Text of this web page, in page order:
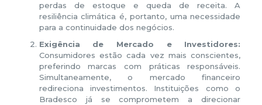
perdas de estoque e queda de receita. A
resiliência climática é, portanto, uma necessidade
para a continuidade dos negócios.
Exigência de Mercado e Investidores:
Consumidores estão cada vez mais conscientes,
preferindo marcas com práticas responsáveis.
Simultaneamente, o mercado financeiro
redireciona investimentos. Instituições como o
Bradesco já se comprometem a direcionar